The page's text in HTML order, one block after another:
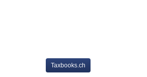
Taxbooks.ch